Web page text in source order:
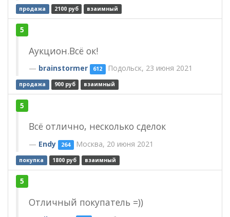
продажа 2100 руб взаимный
5
Аукцион.Всё ок!
brainstormer 612 Подольск, 23 июня 2021
продажа 900 руб взаимный
5
Всё отлично, несколько сделок
Endy 264 Москва, 20 июня 2021
покупка 1800 руб взаимный
5
Отличный покупатель =))